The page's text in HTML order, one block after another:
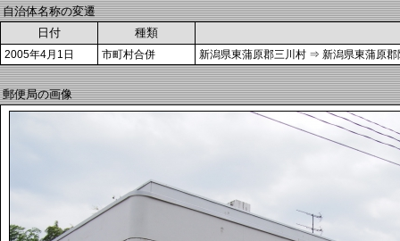
自治体名称の変遷
日付
種類
2005年4月1日 市町村合併 新潟県東蒲原郡三川村 ⇒ 新潟県東蒲原郡
郵便局の画像